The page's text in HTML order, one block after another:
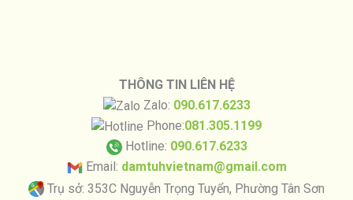
THÔNG TIN LIÊN HỆ
Zalo: 090.617.6233
Phone:081.305.1199
Hotline: 090.617.6233
Email: damtuhvietnam@gmail.com
Trụ sở: 353C Nguyễn Trọng Tuyển, Phường Tân Sơn